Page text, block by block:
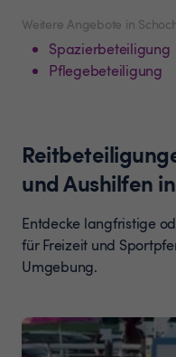
Weitere Angebote in
Spazierbeteiligung
Pflegebeteiligung
und Aushilfen in
Entdecke langfristige
für Freizeit und
Umgebung.